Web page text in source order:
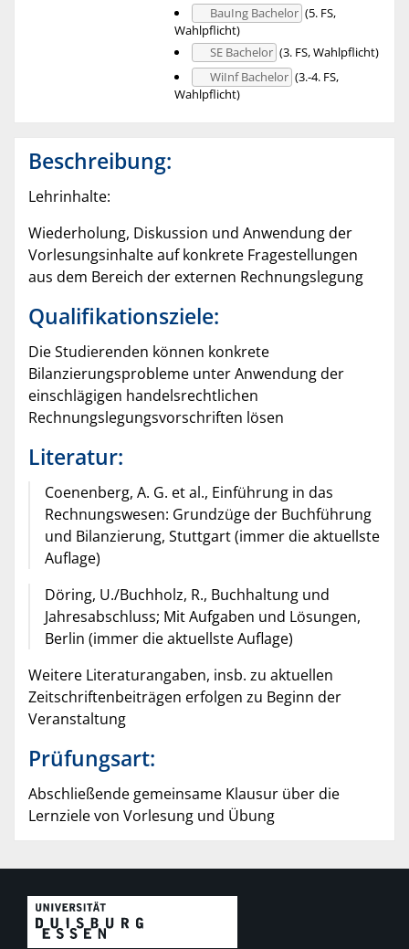
BauIng Bachelor (5. FS,
Wahlpflicht)
SE Bachelor (3. FS, Wahlpflicht)
WiInf Bachelor (3.-4. FS,
Wahlpflicht)
Beschreibung:
Lehrinhalte:
Wiederholung, Diskussion und Anwendung der
Vorlesungsinhalte auf konkrete Fragestellungen
aus dem Bereich der externen Rechnungslegung
Qualifikationsziele:
Die Studierenden können konkrete
Bilanzierungsprobleme unter Anwendung der
einschlägigen handelsrechtlichen
Rechnungslegungsvorschriften lösen
Literatur:
Coenenberg, A. G. et al., Einführung in das
Rechnungswesen: Grundzüge der Buchführung
und Bilanzierung, Stuttgart (immer die aktuellste
Auflage)
Döring, U./Buchholz, R., Buchhaltung und
Jahresabschluss; Mit Aufgaben und Lösungen,
Berlin (immer die aktuellste Auflage)
Weitere Literaturangaben, insb. zu aktuellen
Zeitschriftenbeiträgen erfolgen zu Beginn der
Veranstaltung
Prüfungsart:
Abschließende gemeinsame Klausur über die
Lernziele von Vorlesung und Übung